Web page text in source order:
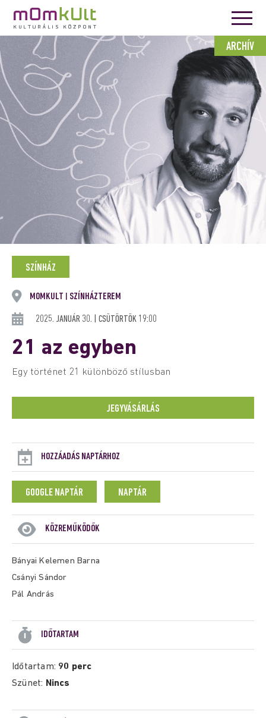
ARCHÍV
SZÍNHÁZ
MOMKULT SZÍNHÁZTEREM
2025. JANUÁR 30. | CSÜTÖRTÖK 19:00
21 az egyben
Egy történet 21 különböző stílusban
JEGYVÁSÁRLÁS
HOZZÁADÁS NAPTÁRHOZ
GOOGLE NAPTÁR NAPTÁR
KÖZREMŰKÖDŐK
Bányai Kelemen Barna
Csányi Sándor
Pál András
IDŐTARTAM
Időtartam: 90 perc
Szünet: Nincs